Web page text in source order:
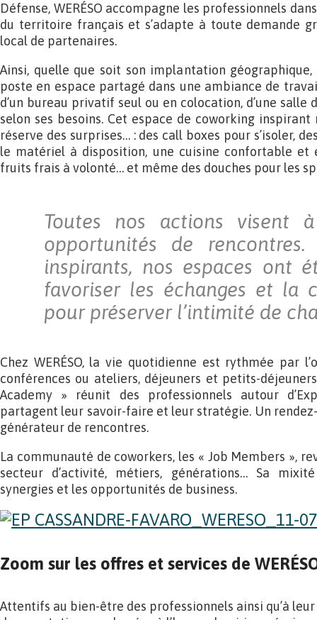
Défense, WERÉSO accompagne les professionnels
du territoire français et s’adapte à toute demande
local de partenaires.
Ainsi, quelle que soit son implantation
poste en espace partagé dans une ambiance de
d’un bureau privatif seul ou en colocation, d’une salle
selon ses besoins. Cet espace de coworking inspirant
réserve des surprises… : des call boxes pour s’isoler,
le matériel à disposition, une cuisine confortable et
fruits frais à volonté… et même des douches pour les
Toutes nos actions visent
opportunités de
inspirants, nos espaces ont
favoriser les échanges et la
pour préserver l’intimité de
Chez WERÉSO, la vie quotidienne est rythmée par
conférences ou ateliers, déjeuners et petits-
Academy » réunit des professionnels autour
partagent leur savoir-faire et leur stratégie. Un
générateur de rencontres.
La communauté de coworkers, les « Job Members »,
secteur d’activité, métiers, générations… Sa
synergies et les opportunités de business.
Zoom sur les offres et services de
Attentifs au bien-être des professionnels ainsi qu’à leur